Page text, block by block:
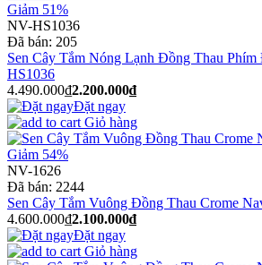
Giảm 51%
NV-HS1036
Đã bán: 205
Sen Cây Tắm Nóng Lạnh Đồng Thau
HS1036
4.490.000₫2.200.000₫
Đặt ngay
Giỏ hàng
Giảm 54%
NV-1626
Đã bán: 2244
Sen Cây Tắm Vuông Đồng Thau Crome
4.600.000₫2.100.000₫
Đặt ngay
Giỏ hàng